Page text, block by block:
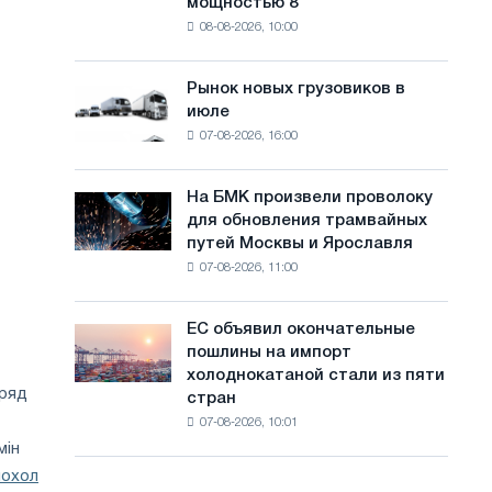
й
фотоэлектрическую
МВт
целей
обезуглероживания
мощностью 8
08-08-2026, 10:00
Рынок
новых
грузовиков
Рынок новых грузовиков в
июле
07-08-2026, 16:00
На
БМК
произвели
трамвайных
путей
На БМК произвели проволоку
для обновления трамвайных
путей Москвы и Ярославля
07-08-2026, 11:00
объявил
окончательные
ЕС объявил окончательные
пошлины на импорт
холоднокатаной стали из пяти
стран
07-08-2026, 10:01